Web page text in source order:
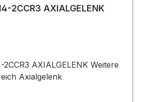
2CCR3 AXIALGELENK
AXIALGELENK Weitere
Produkte im Bereich Axialgelenk